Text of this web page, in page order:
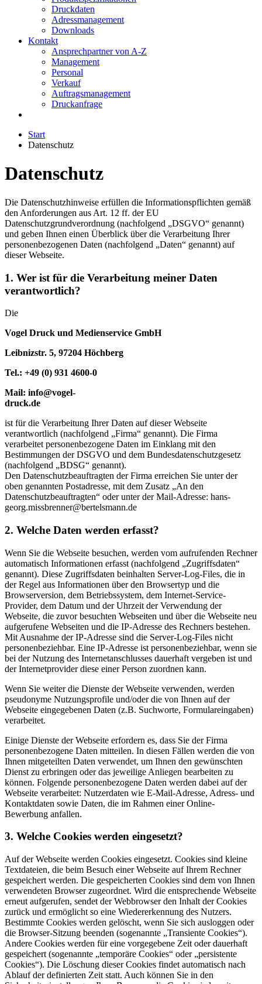
Druckdaten
Adressmanagement
Downloads
Kontakt
Ansprechpartner von A-Z
Management
Personal
Verkauf
Auftragsmanagement
Druckanfrage
Start
Datenschutz
Datenschutz
Die Datenschutzhinweise erfüllen die Informationspflichten gemäß
den Anforderungen aus Art. 12 ff. der EU
Datenschutzgrundverordnung (nachfolgend „DSGVO“ genannt)
und geben Ihnen einen Überblick über die Verarbeitung Ihrer
personenbezogenen Daten (nachfolgend „Daten“ genannt) auf
dieser Webseite.
1. Wer ist für die Verarbeitung meiner Daten
verantwortlich?
Die
Vogel Druck und Medienservice GmbH
Leibnizstr. 5, 97204 Höchberg
Tel.: +49 (0) 931 4600-0
Mail: info@vogel-
ist für die Verarbeitung Ihrer Daten auf dieser Webseite
verantwortlich (nachfolgend „Firma“ genannt). Die Firma
verarbeitet personenbezogene Daten im Einklang mit den
Bestimmungen der DSGVO und dem Bundesdatenschutzgesetz
(nachfolgend „BDSG“ genannt).
Den Datenschutzbeauftragten der Firma erreichen Sie unter der
oben genannten Postadresse, mit dem Zusatz „An den
Datenschutzbeauftragten“ oder unter der Mail-Adresse: hans-
georg.missbrenner@bertelsmann.de
2. Welche Daten werden erfasst?
Wenn Sie die Webseite besuchen, werden vom aufrufenden Rechner
automatisch Informationen erfasst (nachfolgend „Zugriffsdaten“
genannt). Diese Zugriffsdaten beinhalten Server-Log-Files, die in
der Regel aus Informationen über den Browsertyp und die
Browserversion, dem Betriebssystem, dem Internet-Service-
Provider, dem Datum und der Uhrzeit der Verwendung der
Webseite, die zuvor besuchten Webseiten und über die Webseite neu
aufgerufene Webseiten und die IP-Adresse des Rechners bestehen.
Mit Ausnahme der IP-Adresse sind die Server-Log-Files nicht
personenbeziehbar. Eine IP-Adresse ist personenbeziehbar, wenn sie
bei der Nutzung des Internetanschlusses dauerhaft vergeben ist und
der Internetprovider diese einer Person zuordnen kann.
Wenn Sie weiter die Dienste der Webseite verwenden, werden
pseudonyme Nutzungsprofile und/oder die von Ihnen auf der
Webseite eingegebenen Daten (z.B. Suchworte, Formulareingaben)
verarbeitet.
Einige Dienste der Webseite erfordern es, dass Sie der Firma
personenbezogene Daten mitteilen. In diesen Fällen werden die von
Ihnen mitgeteilten Daten verwendet, um Ihnen den gewünschten
Dienst zu erbringen oder das jeweilige Anliegen bearbeiten zu
können. Folgende personenbezogene Daten werden dabei auf der
Webseite verarbeitet: Nutzerdaten wie E-Mail-Adresse, Adress- und
Kontaktdaten sowie Daten, die im Rahmen einer Online-
Bewerbung anfallen.
3. Welche Cookies werden eingesetzt?
Auf der Webseite werden Cookies eingesetzt. Cookies sind kleine
Textdateien, die beim Besuch einer Webseite auf Ihrem Rechner
gespeichert werden. Die gespeicherten Cookies sind dem von Ihnen
verwendeten Browser zugeordnet. Wird die entsprechende Webseite
erneut aufgerufen, sendet der Webbrowser den Inhalt der Cookies
zurück und ermöglicht so eine Wiedererkennung des Nutzers.
Bestimmte Cookies werden gelöscht, wenn Sie sich ausloggen oder
die Browser-Sitzung beenden (sogenannte „Transiente Cookies“).
Andere Cookies werden für eine vorgegebene Zeit oder dauerhaft
gespeichert (sogenannte „temporäre Cookies“ oder „persistente
Cookies“). Die Löschung dieser Cookies findet automatisch nach
Ablauf der definierten Zeit statt. Auch können Sie in den